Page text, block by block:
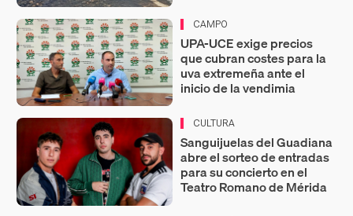
CAMPO
UPA-UCE exige precios
que cubran costes para la
uva extremeña ante el
inicio de la vendimia
CULTURA
Sanguijuelas del Guadiana
abre el sorteo de entradas
para su concierto en el
Teatro Romano de Mérida